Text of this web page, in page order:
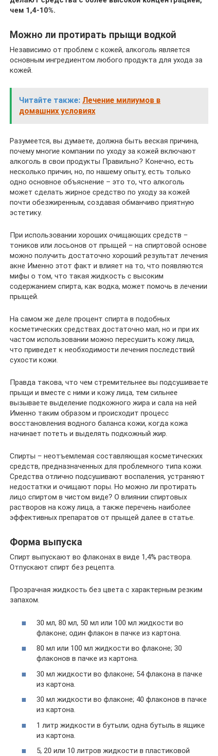
чем 1,4-10%.
Можно ли протирать прыщи водкой
Независимо от проблем с кожей, алкоголь является
основным ингредиентом любого продукта для ухода за
кожей.
Читайте также: Лечение милиумов в
домашних условиях
Разумеется, вы думаете, должна быть веская причина,
почему многие компании по уходу за кожей включают
алкоголь в свои продукты Правильно? Конечно, есть
несколько причин, но, по нашему опыту, есть только
одно основное объяснение – это то, что алкоголь
может сделать жирное средство по уходу за кожей
почти обезжиренным, создавая обманчиво приятную
эстетику.
При использовании хороших очищающих средств –
тоников или лосьонов от прыщей – на спиртовой основе
можно получить достаточно хороший результат лечения
акне Именно этот факт и влияет на то, что появляются
мифы о том, что такая жидкость с высоким
содержанием спирта, как водка, может помочь в лечении
прыщей.
На самом же деле процент спирта в подобных
косметических средствах достаточно мал, но и при их
частом использовании можно пересушить кожу лица,
что приведет к необходимости лечения последствий
сухости кожи.
Правда такова, что чем стремительнее вы подсушиваете
прыщи и вместе с ними и кожу лица, тем сильнее
вызываете выделение подкожного жира и сала на ней
Именно таким образом и происходит процесс
восстановления водного баланса кожи, когда кожа
начинает потеть и выделять подкожный жир.
Спирты – неотъемлемая составляющая косметических
средств, предназначенных для проблемного типа кожи.
Средства отлично подсушивают воспаления, устраняют
недостатки и очищают поры. Но можно ли протирать
лицо спиртом в чистом виде? О влиянии спиртовых
растворов на кожу лица, а также перечень наиболее
эффективных препаратов от прыщей далее в статье.
Форма выпуска
Спирт выпускают во флаконах в виде 1,4% раствора.
Отпускают спирт без рецепта.
Прозрачная жидкость без цвета с характерным резким
запахом.
30 мл, 80 мл, 50 мл или 100 мл жидкости во
флаконе; один флакон в пачке из картона.
80 мл или 100 мл жидкости во флаконе; 30
флаконов в пачке из картона.
30 мл жидкости во флаконе; 54 флакона в пачке
из картона.
30 мл жидкости во флаконе; 40 флаконов в пачке
из картона.
1 литр жидкости в бутыли; одна бутыль в ящике
из картона.
5, 20 или 10 литров жидкости в пластиковой